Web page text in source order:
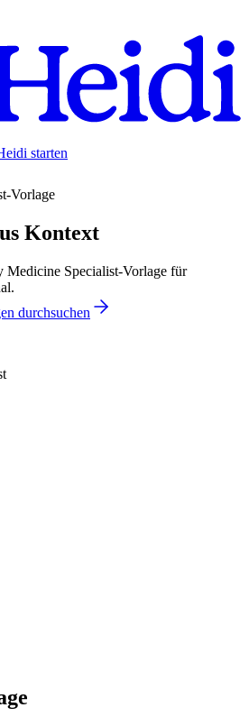
starten
Vorlage
Kontext
Medicine Specialist-Vorlage für
durchsuchen